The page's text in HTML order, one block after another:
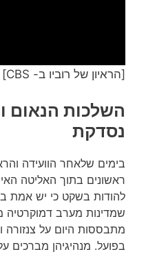
[הראיון של רוביו ב- CBS]
השלכות הנאום
נסדקת
בימים שלאחר הוועידה
ראשונים בתוך האליטה
להודות בשקט כי יש אמת
שמדינות מערב דמוקרטיה
מתבססות היום על צנזורה
בפועל. מנהיגיהן מברכים